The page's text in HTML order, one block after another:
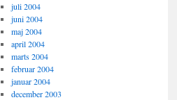
juli 2004
juni 2004
maj 2004
april 2004
marts 2004
februar 2004
januar 2004
december 2003